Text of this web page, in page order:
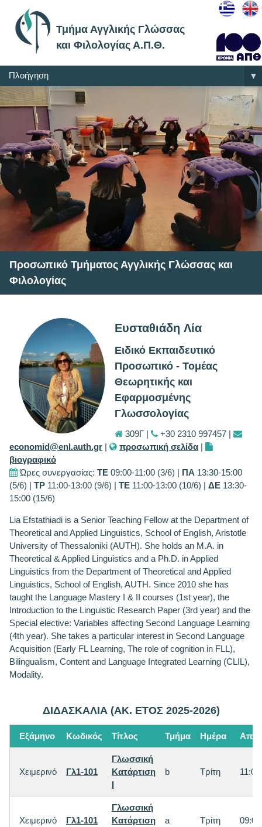
Τμήμα Αγγλικής Γλώσσας
και Φιλολογίας Α.Π.Θ.
Πλοήγηση ▼
Προσωπικό Τμήματος Αγγλικής Γλώσσας και
Φιλολογίας
Ευσταθιάδη Λία
Ειδικό Εκπαιδευτικό
Προσωπικό - Τομέας
Θεωρητικής και
Εφαρμοσμένης
Γλωσσολογίας
309Γ |
+30 2310 997457 |
economid@enl.auth.gr | προσωπική σελίδα |
βιογραφικό
Ώρες συνεργασίας: ΤΕ 09:00-11:00 (3/6) | ΠΑ 13:30-15:00
(5/6) | ΤΡ 11:00-13:00 (9/6) | ΤΕ 11:00-13:00 (10/6) | ΔΕ 13:30-
15:00 (15/6)
Lia Efstathiadi is a Senior Teaching Fellow at the Department of
Theoretical and Applied Linguistics, School of English, Aristotle
University of Thessaloniki (AUTH). She holds an M.A. in
Theoretical & Applied Linguistics and a Ph.D. in Applied
Linguistics from the Department of Theoretical and Applied
Linguistics, School of English, AUTH. Since 2010 she has
taught the Language Mastery I & II courses (1st year), the
Introduction to the Linguistic Research Paper (3rd year) and the
Special elective: Variables affecting Second Language Learning
(4th year). She takes a particular interest in Second Language
Acquisition (Early FL Learning, The role of cognition in FLL),
Bilingualism, Content and Language Integrated Learning (CLIL),
Modality.
ΔΙΔΑΣΚΑΛΙΑ (ΑΚ. ΕΤΟΣ 2025-2026)
Εξάμηνο Κωδικός Τίτλος Τμήμα Ημέρα Από
Χειμερινό Γλ1-101
Γλωσσική
Κατάρτιση
I
b Τρίτη 11:00
Χειμερινό Γλ1-101
Γλωσσική
Κατάρτιση
a Τρίτη 09:00